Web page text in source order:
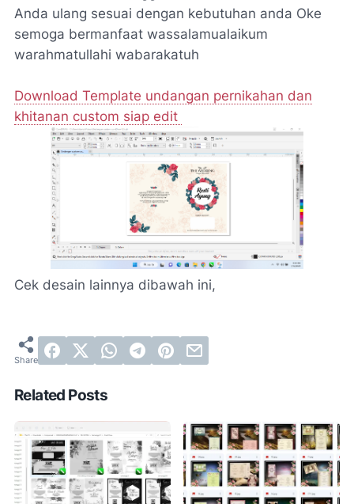
Anda ulang sesuai dengan kebutuhan anda Oke
semoga bermanfaat wassalamualaikum
warahmatullahi wabarakatuh
Download Template undangan pernikahan dan
khitanan custom siap edit
Cek desain lainnya dibawah ini,
Related Posts